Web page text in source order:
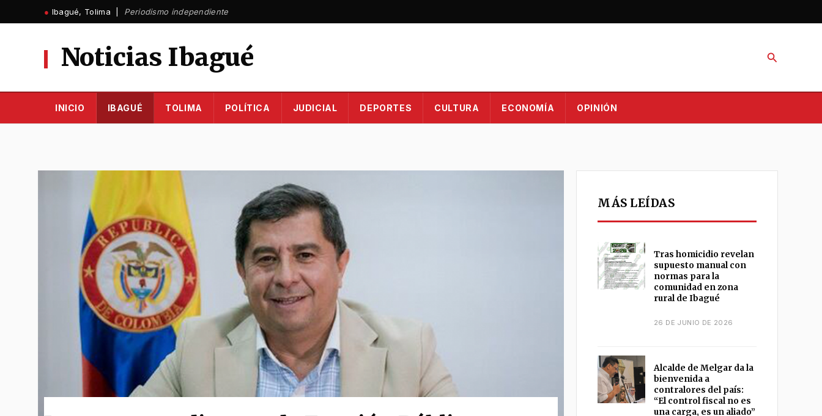
al
● Ibagué, Tolima | Periodismo independiente
Noticias Ibagué Buscar
INICIO IBAGUÉ TOLIMA POLÍTICA JUDICIAL DEPORTES CULTURA ECONOMÍA OPINIÓN
MÁS LEÍDAS
Tras homicidio revelan
supuesto manual con
normas para la
comunidad en zona
rural de Ibagué
26 DE JUNIO DE 2026
Alcalde de Melgar da la
bienvenida a
contralores del país:
“El control fiscal no es
una carga, es un aliado”